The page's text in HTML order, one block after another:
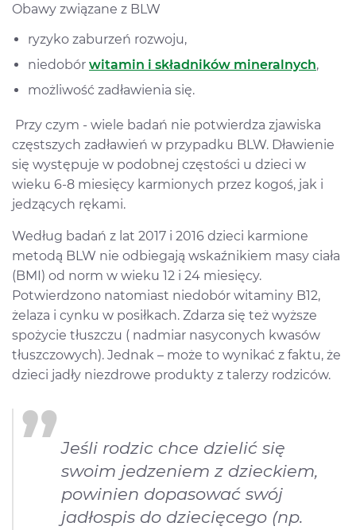
Obawy związane z BLW
ryzyko zaburzeń rozwoju,
niedobór witamin i składników mineralnych,
możliwość zadławienia się.
Przy czym - wiele badań nie potwierdza zjawiska
częstszych zadławień w przypadku BLW. Dławienie
się występuje w podobnej częstości u dzieci w
wieku 6-8 miesięcy karmionych przez kogoś, jak i
jedzących rękami.
Według badań z lat 2017 i 2016 dzieci karmione
metodą BLW nie odbiegają wskaźnikiem masy ciała
(BMI) od norm w wieku 12 i 24 miesięcy.
Potwierdzono natomiast niedobór witaminy B12,
żelaza i cynku w posiłkach. Zdarza się też wyższe
spożycie tłuszczu ( nadmiar nasyconych kwasów
tłuszczowych). Jednak – może to wynikać z faktu, że
dzieci jadły niezdrowe produkty z talerzy rodziców.
Jeśli rodzic chce dzielić się
swoim jedzeniem z dzieckiem,
powinien dopasować swój
jadłospis do dziecięcego (np.